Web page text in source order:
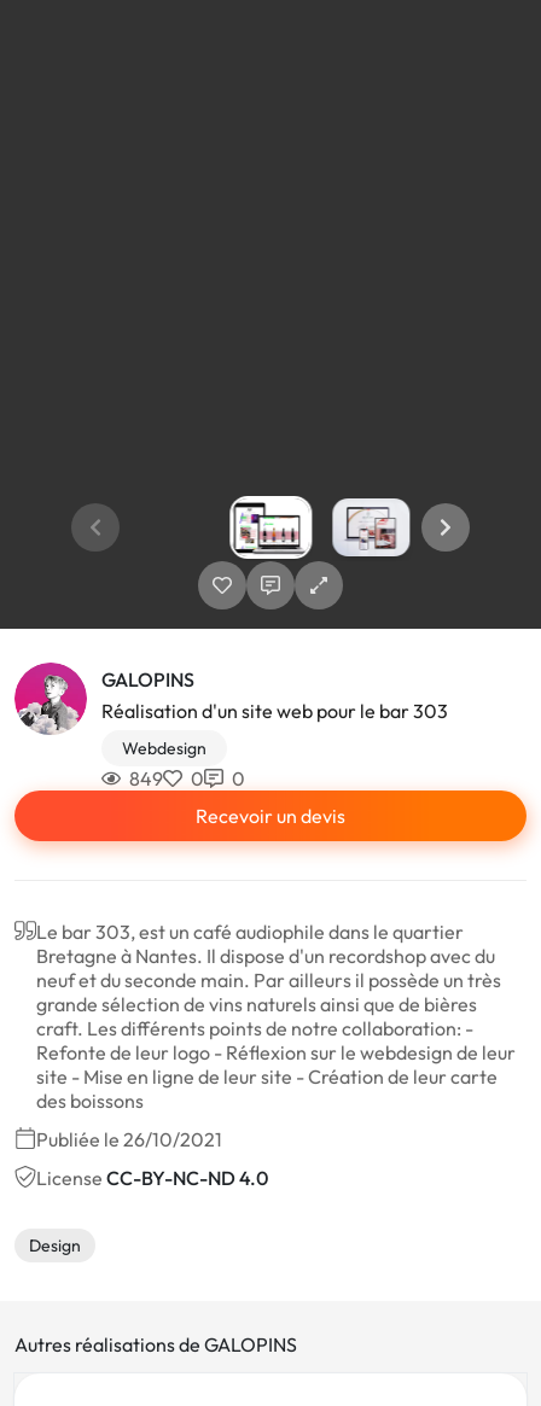
GALOPINS
Réalisation d'un site web pour le bar 303
Webdesign
849 0
0
Recevoir un devis
Le bar 303, est un café audiophile dans le quartier
Bretagne à Nantes. Il dispose d'un recordshop avec du
neuf et du seconde main. Par ailleurs il possède un très
grande sélection de vins naturels ainsi que de bières
craft. Les différents points de notre collaboration: -
Refonte de leur logo - Réflexion sur le webdesign de leur
site - Mise en ligne de leur site - Création de leur carte
des boissons
Publiée le 26/10/2021
License CC-BY-NC-ND 4.0
Design
Autres réalisations de GALOPINS